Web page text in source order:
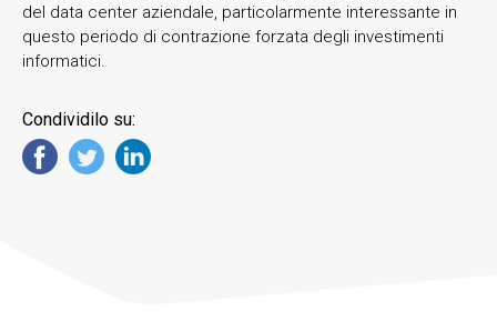
del data center aziendale, particolarmente interessante in
questo periodo di contrazione forzata degli investimenti
informatici.
Condividilo su: